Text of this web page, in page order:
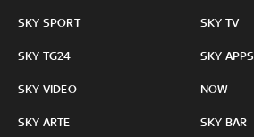
SKY SPORT
SKY TG24
SKY VIDEO
SKY ARTE
SKY TV
SKY APPS
NOW
SKY BAR